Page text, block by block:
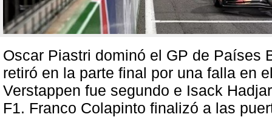
Oscar Piastri dominó el GP de Países
retiró en la parte final por una falla en
Verstappen fue segundo e Isack
F1. Franco Colapinto finalizó a las